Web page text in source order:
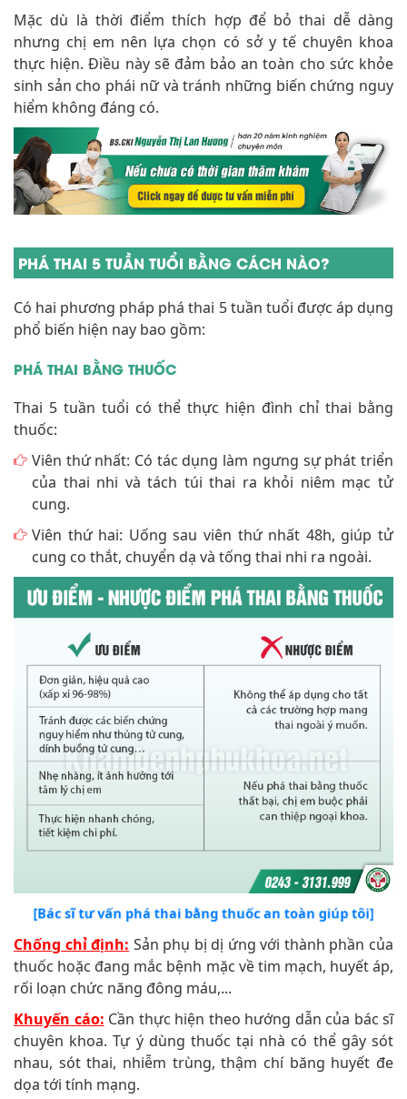
Mặc dù là thời điểm thích hợp để bỏ thai dễ dàng
nhưng chị em nên lựa chọn có sở y tế chuyên khoa
thực hiện. Điều này sẽ đảm bảo an toàn cho sức khỏe
sinh sản cho phái nữ và tránh những biến chứng nguy
hiểm không đáng có.
PHÁ THAI 5 TUẦN TUỔI BẰNG CÁCH NÀO?
Có hai phương pháp phá thai 5 tuần tuổi được áp dụng
phổ biến hiện nay bao gồm:
PHÁ THAI BẰNG THUỐC
Thai 5 tuần tuổi có thể thực hiện đình chỉ thai bằng
thuốc:
Viên thứ nhất: Có tác dụng làm ngưng sự phát triển
của thai nhi và tách túi thai ra khỏi niêm mạc tử
cung.
Viên thứ hai: Uống sau viên thứ nhất 48h, giúp tử
cung co thắt, chuyển dạ và tống thai nhi ra ngoài.
[Bác sĩ tư vấn phá thai bằng thuốc an toàn giúp tôi]
Chống chỉ định: Sản phụ bị dị ứng với thành phần của
thuốc hoặc đang mắc bệnh mặc về tim mạch, huyết áp,
rối loạn chức năng đông máu,...
Khuyến cáo: Cần thực hiện theo hướng dẫn của bác sĩ
chuyên khoa. Tự ý dùng thuốc tại nhà có thể gây sót
nhau, sót thai, nhiễm trùng, thậm chí băng huyết đe
dọa tới tính mạng.